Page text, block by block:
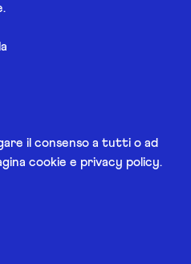
il consenso a tutti o ad
cookie e privacy policy.